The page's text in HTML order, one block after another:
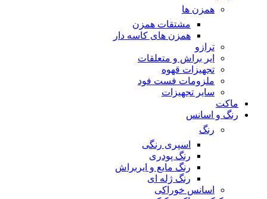
همزن ها
مشتقات همزن
همزن های کاسه دار
ترازو
ایر براش و متعلقات
تجهیزات قهوه
ملزومات فست فود
سایر تجهیزات
ماکت
رنگ و اسانس
رنگ
اسپری رنگی
رنگ پودری
رنگ مایع و ایربراش
رنگ ژله ای
اسانس خوراکی